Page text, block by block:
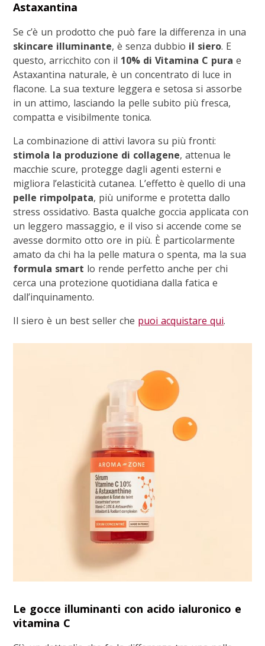
Astaxantina
Se c’è un prodotto che può fare la differenza in una
skincare illuminante, è senza dubbio il siero. E
questo, arricchito con il 10% di Vitamina C pura e
Astaxantina naturale, è un concentrato di luce in
flacone. La sua texture leggera e setosa si assorbe
in un attimo, lasciando la pelle subito più fresca,
compatta e visibilmente tonica.
La combinazione di attivi lavora su più fronti:
stimola la produzione di collagene, attenua le
macchie scure, protegge dagli agenti esterni e
migliora l’elasticità cutanea. L’effetto è quello di una
pelle rimpolpata, più uniforme e protetta dallo
stress ossidativo. Basta qualche goccia applicata con
un leggero massaggio, e il viso si accende come se
avesse dormito otto ore in più. È particolarmente
amato da chi ha la pelle matura o spenta, ma la sua
formula smart lo rende perfetto anche per chi
cerca una protezione quotidiana dalla fatica e
dall’inquinamento.
Il siero è un best seller che puoi acquistare qui.
Le gocce illuminanti con acido ialuronico e
vitamina C